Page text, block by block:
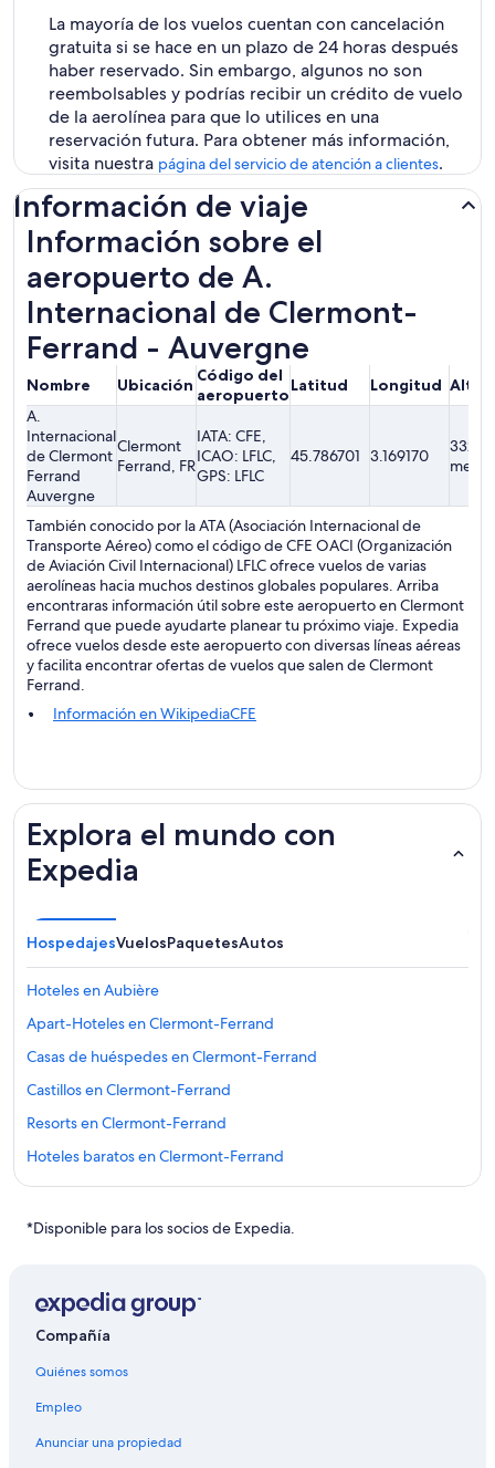
La mayoría de los vuelos cuentan con cancelación
gratuita si se hace en un plazo de 24 horas después
haber reservado. Sin embargo, algunos no son
reembolsables y podrías recibir un crédito de vuelo
de la aerolínea para que lo utilices en una
reservación futura. Para obtener más información,
visita nuestra página del servicio de atención a clientes.
Información de viaje
Información sobre el
aeropuerto de A.
Internacional de Clermont-
Ferrand - Auvergne
Nombre Ubicación Código del
aeropuertoLatitud Longitud
A.
Internacional
de Clermont
Ferrand
Auvergne
Clermont
Ferrand, FR
IATA: CFE,
ICAO: LFLC,
GPS: LFLC
45.786701 3.169170
También conocido por la ATA (Asociación Internacional de
Transporte Aéreo) como el código de CFE OACI (Organización
de Aviación Civil Internacional) LFLC ofrece vuelos de varias
aerolíneas hacia muchos destinos globales populares. Arriba
encontraras información útil sobre este aeropuerto en Clermont
Ferrand que puede ayudarte planear tu próximo viaje. Expedia
ofrece vuelos desde este aeropuerto con diversas líneas aéreas
y facilita encontrar ofertas de vuelos que salen de Clermont
Ferrand.
Información en WikipediaCFE
Explora el mundo con
Expedia
HospedajesVuelosPaquetesAutos
Hoteles en Aubière
Apart-Hoteles en Clermont-Ferrand
Casas de huéspedes en Clermont-Ferrand
Castillos en Clermont-Ferrand
Resorts en Clermont-Ferrand
Hoteles baratos en Clermont-Ferrand
Hoteles con cocina en Clermont-Ferrand
Hoteles con vista en Clermont-Ferrand
Pousadas en Clermont-Ferrand
Hoteles en Cournon-dʼAuvergne
Hoteles cerca de Estatua de Vercingétorix
Hoteles en Gerzat
*Disponible para los socios de Expedia.
Compañía
Quiénes somos
Empleo
Anunciar una propiedad